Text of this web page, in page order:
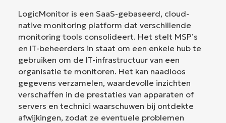
LogicMonitor is een SaaS-gebaseerd, cloud-
native monitoring platform dat verschillende
monitoring tools consolideert. Het stelt MSP’s
en IT-beheerders in staat om een enkele hub te
gebruiken om de IT-infrastructuur van een
organisatie te monitoren. Het kan naadloos
gegevens verzamelen, waardevolle inzichten
verschaffen in de prestaties van apparaten of
servers en technici waarschuwen bij ontdekte
afwijkingen, zodat ze eventuele problemen